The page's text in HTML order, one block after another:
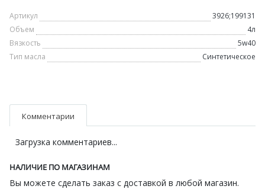
Артикул
3926;199131
Объем
4л
Вязкость
5w40
Тип масла
Синтетическое
Комментарии
Загрузка комментариев...
НАЛИЧИЕ ПО МАГАЗИНАМ
Вы можете сделать заказ с доставкой в любой магазин.